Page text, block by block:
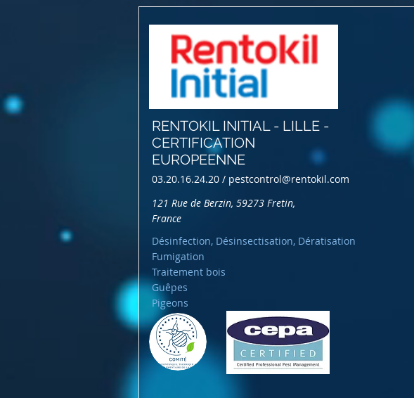
RENTOKIL INITIAL - LILLE -
CERTIFICATION
EUROPEENNE
03.20.16.24.20 / pestcontrol@rentokil.com
121 Rue de Berzin, 59273 Fretin,
France
Désinfection, Désinsectisation, Dératisation
Fumigation
Traitement bois
Guêpes
Pigeons